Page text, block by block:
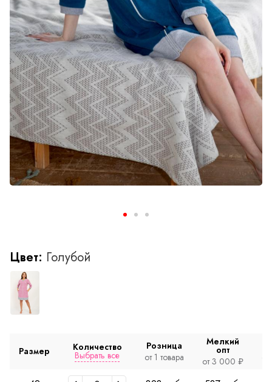
Цвет: Голубой
Размер Количество
Выбрать все
Розница
от 1 товара
Мелкий
опт
от 3 000 ₽